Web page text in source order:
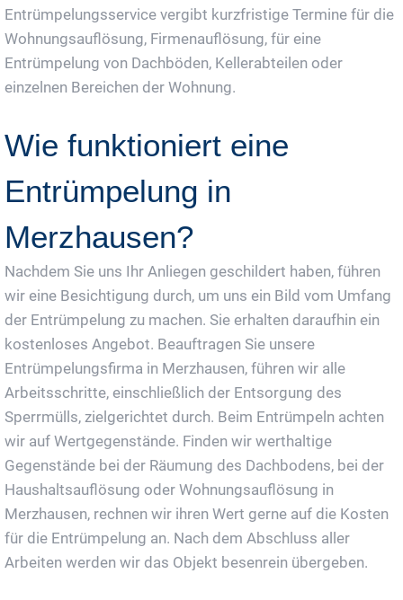
Entrümpelungsservice vergibt kurzfristige Termine für die
Wohnungsauflösung, Firmenauflösung, für eine
Entrümpelung von Dachböden, Kellerabteilen oder
einzelnen Bereichen der Wohnung.
Wie funktioniert eine
Entrümpelung in
Merzhausen?
Nachdem Sie uns Ihr Anliegen geschildert haben, führen
wir eine Besichtigung durch, um uns ein Bild vom Umfang
der Entrümpelung zu machen. Sie erhalten daraufhin ein
kostenloses Angebot. Beauftragen Sie unsere
Entrümpelungsfirma in Merzhausen, führen wir alle
Arbeitsschritte, einschließlich der Entsorgung des
Sperrmülls, zielgerichtet durch. Beim Entrümpeln achten
wir auf Wertgegenstände. Finden wir werthaltige
Gegenstände bei der Räumung des Dachbodens, bei der
Haushaltsauflösung oder Wohnungsauflösung in
Merzhausen, rechnen wir ihren Wert gerne auf die Kosten
für die Entrümpelung an. Nach dem Abschluss aller
Arbeiten werden wir das Objekt besenrein übergeben.